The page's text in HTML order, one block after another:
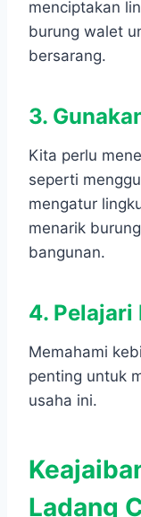
menciptakan
burung walet
bersarang.
3.
Kita perlu
seperti
mengatur
menarik
bangunan.
4. Pelajari
Memahami
penting untuk
usaha ini.
Ladang